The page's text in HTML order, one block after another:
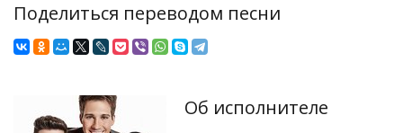
Поделиться переводом песни
Об исполнителе